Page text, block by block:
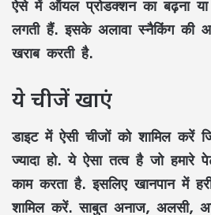
लगती हैं. इसके अलावा स्नैकिंग की
खराब करती है.
ये चीजें खाएं
डाइट में ऐसी चीजों को शामिल करें
ज्यादा हो. ये ऐसा तत्व है जो हमारे
काम करता है. इसलिए खानपान में
शामिल करें. साबुत अनाज, अलसी,